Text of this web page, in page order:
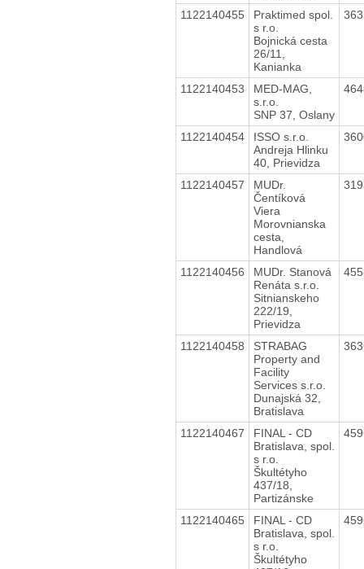
1122140455
Praktimed spol.
s r.o.
Bojnická cesta
26/11,
Kanianka
1122140453
MED-MAG,
s.r.o.
SNP 37, Oslany
1122140454
ISSO s.r.o.
Andreja Hlinku
40, Prievidza
1122140457
MUDr.
Čentíková
Viera
Morovnianska
cesta,
Handlová
1122140456
MUDr. Stanová
Renáta s.r.o.
Sitnianskeho
222/19,
Prievidza
1122140458
STRABAG
Property and
Facility
Services s.r.o.
Dunajská 32,
Bratislava
1122140467
FINAL - CD
Bratislava, spol.
s r.o.
Škultétyho
437/18,
Partizánske
1122140465
FINAL - CD
Bratislava, spol.
s r.o.
Škultétyho